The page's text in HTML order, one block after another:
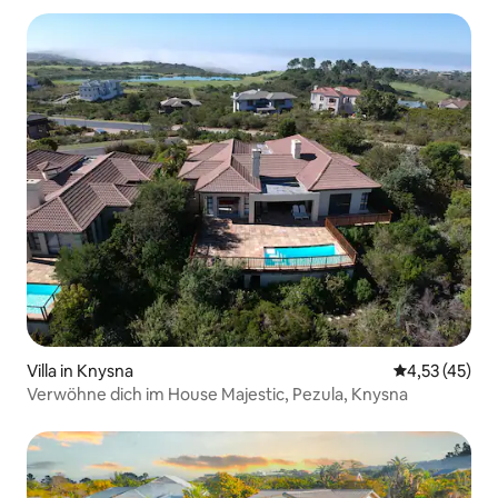
Villa in Knysna
4,53 (45)
Verwöhne dich im House Majestic, Pezula, Knysna